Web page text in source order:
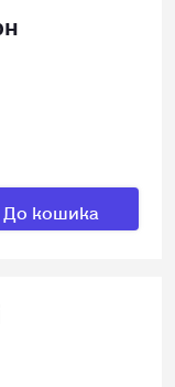
До кошика